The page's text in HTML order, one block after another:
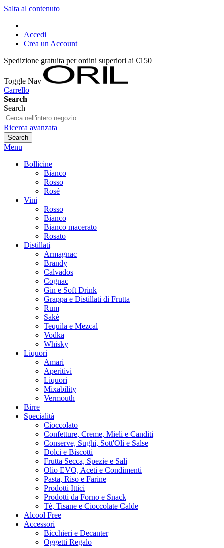
Salta al contenuto
Accedi
Crea un Account
Spedizione gratuita per ordini superiori ai €150
Toggle Nav
Carrello
Search
Search
Ricerca avanzata
Search
Menu
Bollicine
Bianco
Rosso
Rosé
Vini
Rosso
Bianco
Bianco macerato
Rosato
Distillati
Armagnac
Brandy
Calvados
Cognac
Gin e Soft Drink
Grappa e Distillati di Frutta
Rum
Sakè
Tequila e Mezcal
Vodka
Whisky
Liquori
Amari
Aperitivi
Liquori
Mixability
Vermouth
Birre
Specialità
Cioccolato
Confetture, Creme, Mieli e Canditi
Conserve, Sughi, Sott'Oli e Salse
Dolci e Biscotti
Frutta Secca, Spezie e Sali
Olio EVO, Aceti e Condimenti
Pasta, Riso e Farine
Prodotti Ittici
Prodotti da Forno e Snack
Tè, Tisane e Cioccolate Calde
Alcool Free
Accessori
Bicchieri e Decanter
Oggetti Regalo